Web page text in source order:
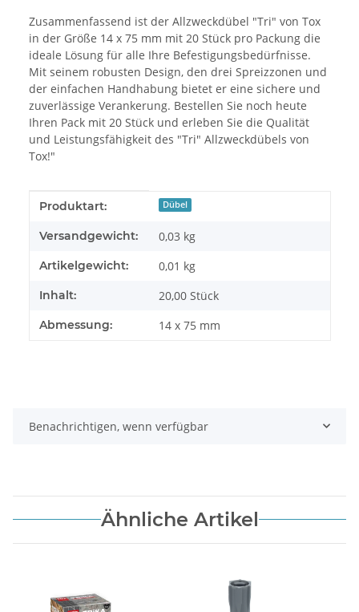
Zusammenfassend ist der Allzweckdübel "Tri" von Tox
in der Größe 14 x 75 mm mit 20 Stück pro Packung die
ideale Lösung für alle Ihre Befestigungsbedürfnisse.
Mit seinem robusten Design, den drei Spreizzonen und
der einfachen Handhabung bietet er eine sichere und
zuverlässige Verankerung. Bestellen Sie noch heute
Ihren Pack mit 20 Stück und erleben Sie die Qualität
und Leistungsfähigkeit des "Tri" Allzweckdübels von
Tox!"
Produkteigenschaft
Wert
Produktart: Dübel
Versandgewicht: 0,03 kg
Artikelgewicht: 0,01 kg
Inhalt: 20,00 Stück
Abmessung: 14 x 75 mm
Benachrichtigen, wenn verfügbar
Ähnliche Artikel